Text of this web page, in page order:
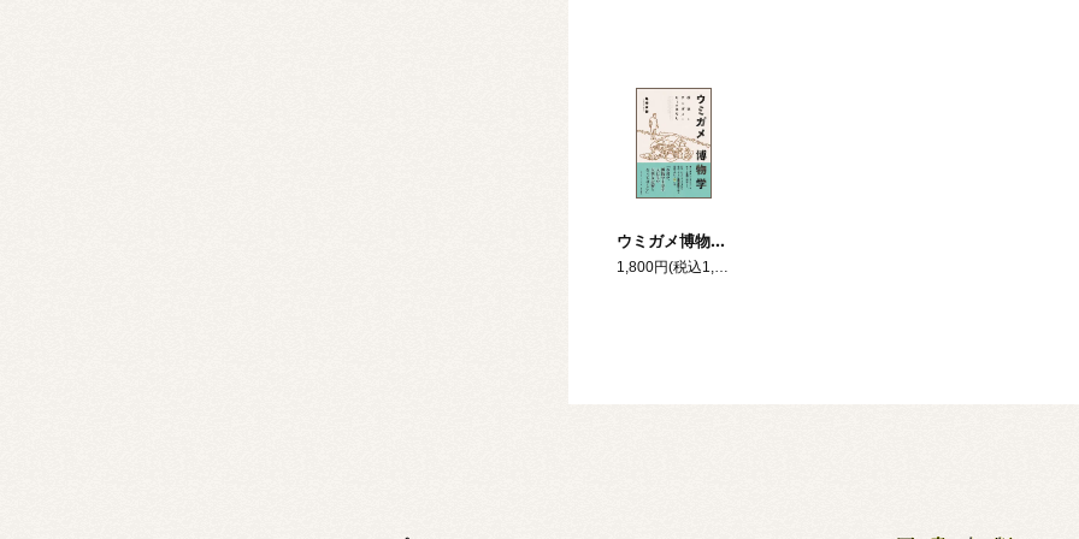
ウミガメ博物学 砂浜とウミガメとヒトのはなし
1,800円(税込1,980円)